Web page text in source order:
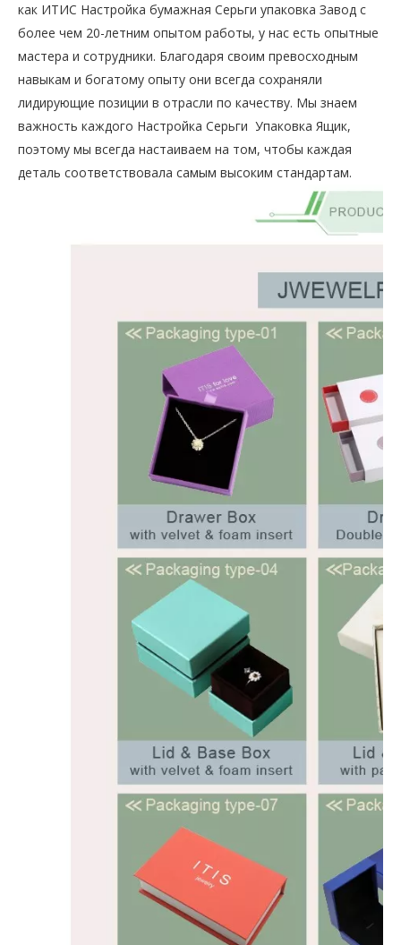
как ИТИС Настройка бумажная Серьги упаковка Завод с
более чем 20-летним опытом работы, у нас есть опытные
мастера и сотрудники. Благодаря своим превосходным
навыкам и богатому опыту они всегда сохраняли
лидирующие позиции в отрасли по качеству. Мы знаем
важность каждого Настройка Серьги Упаковка Ящик,
поэтому мы всегда настаиваем на том, чтобы каждая
деталь соответствовала самым высоким стандартам.